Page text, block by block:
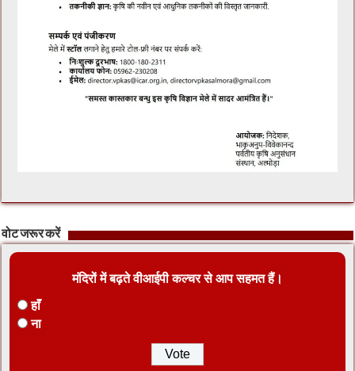
वोट जरूर करें
मंदिरों में बढ़ते वीआईपी कल्चर से आप सहमत हैं।
हाँ
ना